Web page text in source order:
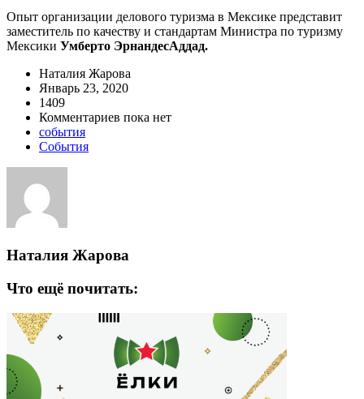
Опыт организации делового туризма в Мексике представит
заместитель по качеству и стандартам Министра по туризму
Мексики Умберто ЭрнандесАддад.
Наталия Жарова
Январь 23, 2020
1409
Комментариев пока нет
события
События
Наталия Жарова
Что ещё почитать: